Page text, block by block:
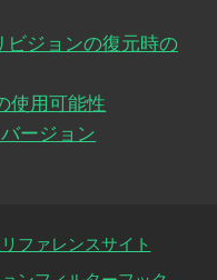
ジョンの復元時の
使用可能性
ージョン
ファレンスサイト